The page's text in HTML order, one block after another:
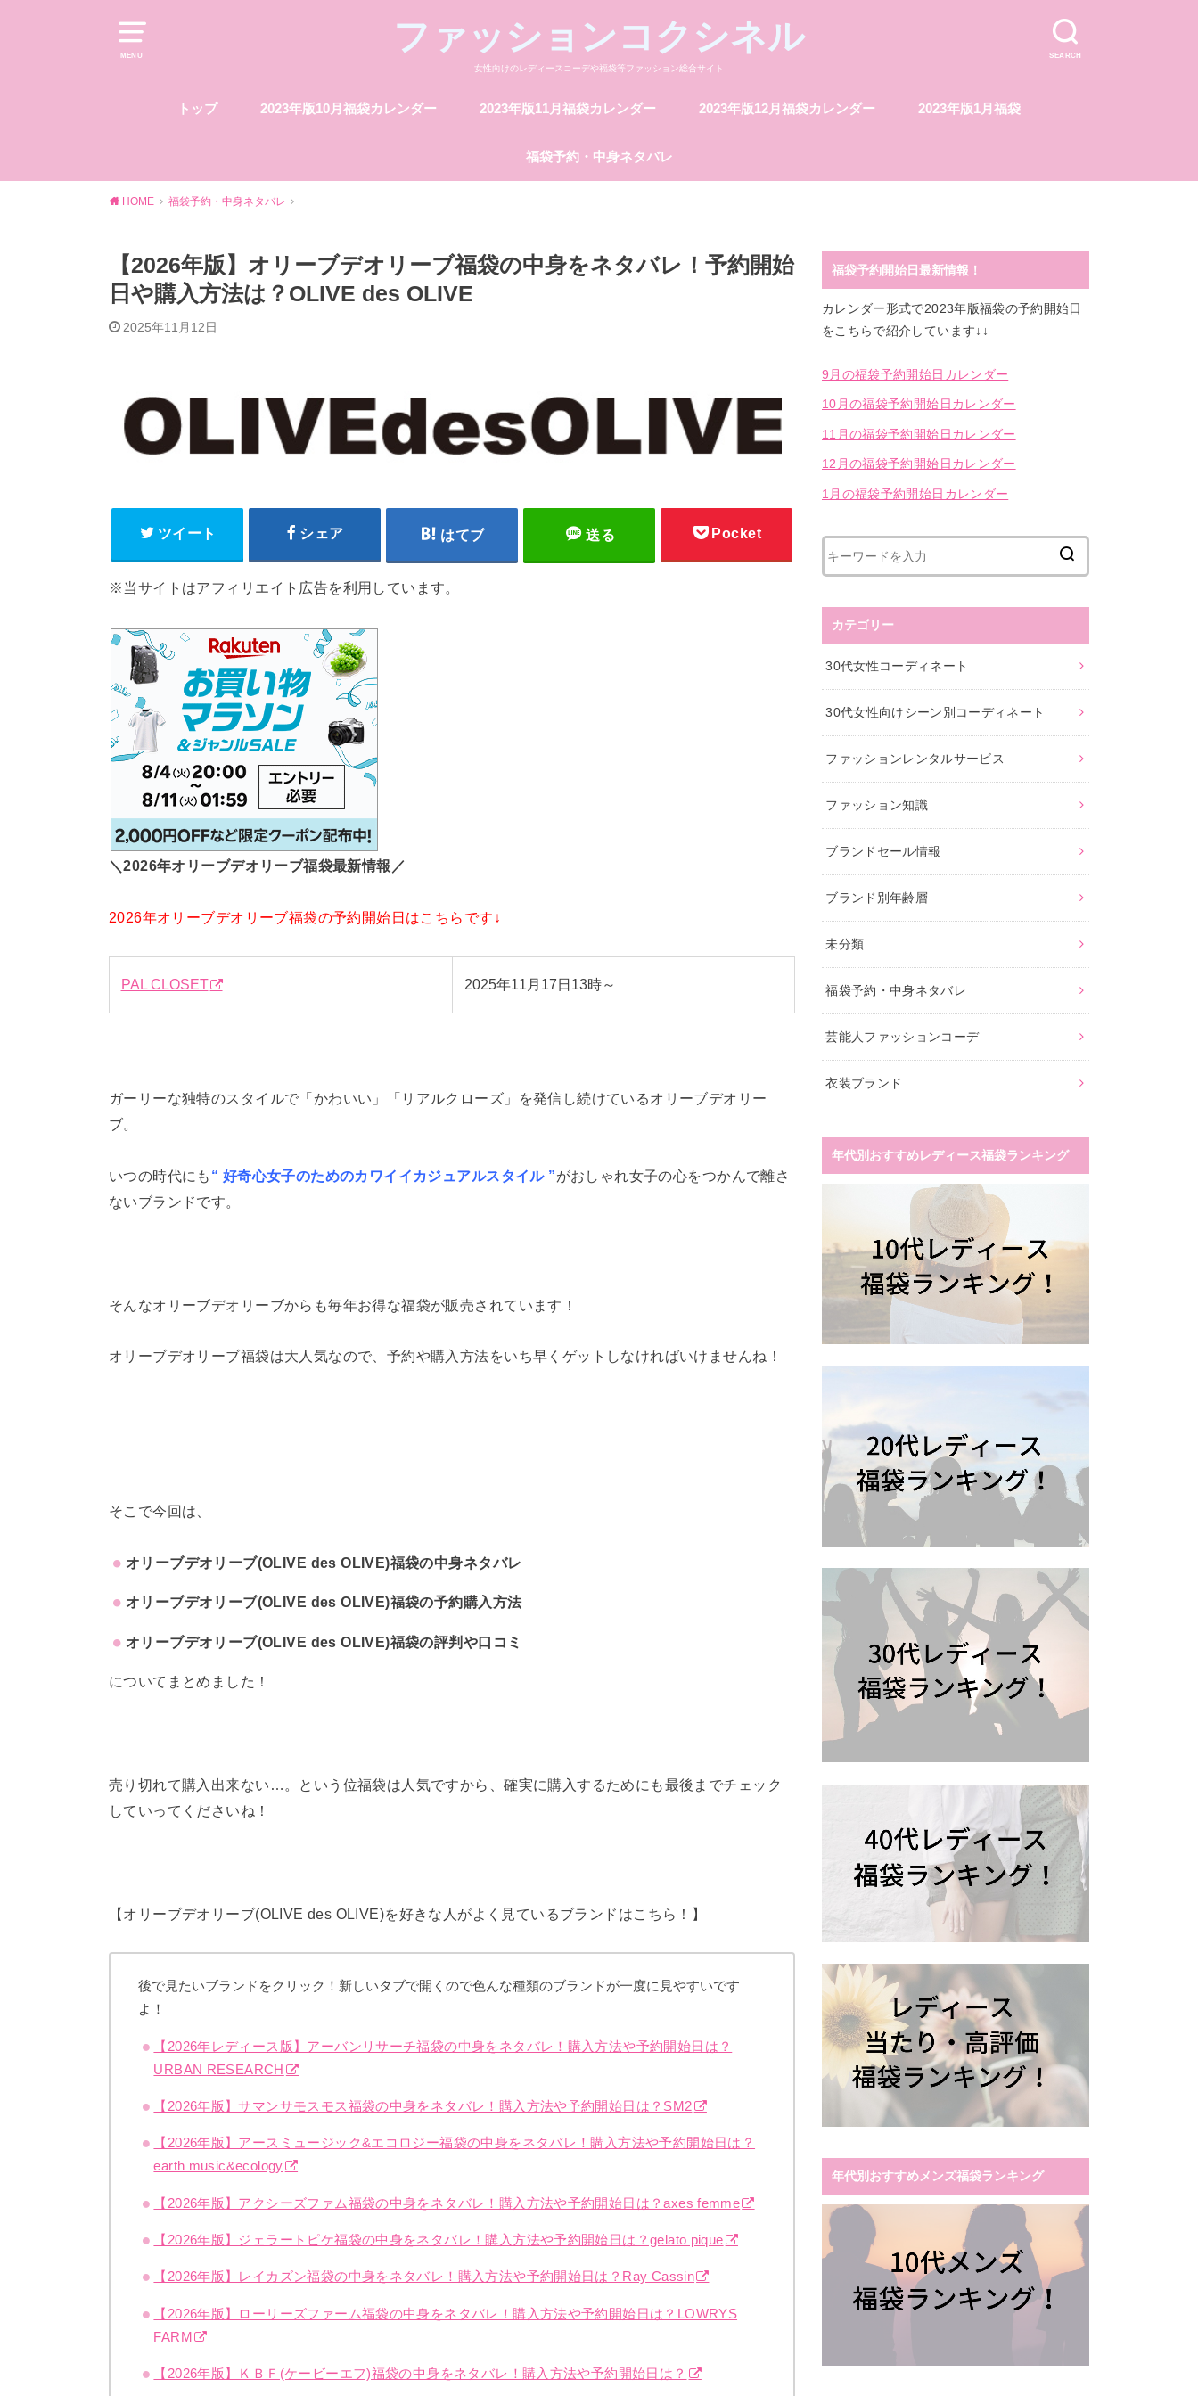
MENU SEARCH
ファッションコクシネル
女性向けのレディースコーデや福袋等ファッション総合サイト
トップ 2023年版10月福袋カレンダー 2023年版11月福袋カレンダー 2023年版12月福袋カレンダー 2023年版1月福袋
福袋予約・中身ネタバレ
HOME 福袋予約・中身ネタバレ
【2026年版】オリーブデオリーブ福袋の中身をネタバレ！予約開始
日や購入方法は？OLIVE des OLIVE
2025年11月12日
ツイート シェア はてブ 送る Pocket
※当サイトはアフィリエイト広告を利用しています。
＼2026年オリーブデオリーブ福袋最新情報／
2026年オリーブデオリーブ福袋の予約開始日はこちらです↓
PAL CLOSET 2025年11月17日13時～
ガーリーな独特のスタイルで「かわいい」「リアルクローズ」を発信し続けているオリーブデオリー
ブ。
いつの時代にも “ 好奇心女子のためのカワイイカジュアルスタイル ”がおしゃれ女子の心をつかんで離さ
ないブランドです。
そんなオリーブデオリーブからも毎年お得な福袋が販売されています！
オリーブデオリーブ福袋は大人気なので、予約や購入方法をいち早くゲットしなければいけませんね！
そこで今回は、
オリーブデオリーブ(OLIVE des OLIVE)福袋の中身ネタバレ
オリーブデオリーブ(OLIVE des OLIVE)福袋の予約購入方法
オリーブデオリーブ(OLIVE des OLIVE)福袋の評判や口コミ
についてまとめました！
売り切れて購入出来ない…。という位福袋は人気ですから、確実に購入するためにも最後までチェック
していってくださいね！
【オリーブデオリーブ(OLIVE des OLIVE)を好きな人がよく見ているブランドはこちら！】
後で見たいブランドをクリック！新しいタブで開くので色んな種類のブランドが一度に見やすいです
よ！
【2026年レディース版】アーバンリサーチ福袋の中身をネタバレ！購入方法や予約開始日は？
URBAN RESEARCH
【2026年版】サマンサモスモス福袋の中身をネタバレ！購入方法や予約開始日は？SM2
【2026年版】アースミュージック&エコロジー福袋の中身をネタバレ！購入方法や予約開始日は？
earth music&ecology
【2026年版】アクシーズファム福袋の中身をネタバレ！購入方法や予約開始日は？axes femme
【2026年版】ジェラートピケ福袋の中身をネタバレ！購入方法や予約開始日は？gelato pique
【2026年版】レイカズン福袋の中身をネタバレ！購入方法や予約開始日は？Ray Cassin
【2026年版】ローリーズファーム福袋の中身をネタバレ！購入方法や予約開始日は？LOWRYS
FARM
【2026年版】ＫＢＦ(ケービーエフ)福袋の中身をネタバレ！購入方法や予約開始日は？
福袋予約開始日最新情報！
カレンダー形式で2023年版福袋の予約開始日
をこちらで紹介しています↓↓
9月の福袋予約開始日カレンダー
10月の福袋予約開始日カレンダー
11月の福袋予約開始日カレンダー
12月の福袋予約開始日カレンダー
1月の福袋予約開始日カレンダー
カテゴリー
30代女性コーディネート
30代女性向けシーン別コーディネート
ファッションレンタルサービス
ファッション知識
ブランドセール情報
ブランド別年齢層
未分類
福袋予約・中身ネタバレ
芸能人ファッションコーデ
衣装ブランド
年代別おすすめレディース福袋ランキング
年代別おすすめメンズ福袋ランキング